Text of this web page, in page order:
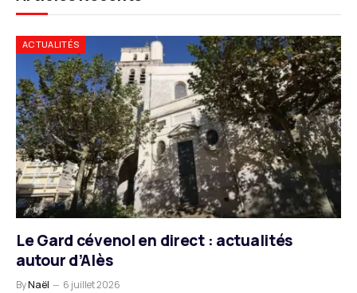
ACTUALITÉS
Le Gard cévenol en direct : actualités
autour d’Alès
ByNaël 6 juillet 2026